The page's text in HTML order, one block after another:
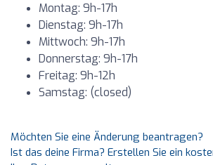
Montag: 9h-17h
Dienstag: 9h-17h
Mittwoch: 9h-17h
Donnerstag: 9h-17h
Freitag: 9h-12h
Samstag: (closed)
Möchten Sie eine Änderung beantragen?
Ist das deine Firma? Erstellen Sie ein